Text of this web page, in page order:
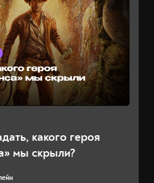
какого героя
мы скрыли?